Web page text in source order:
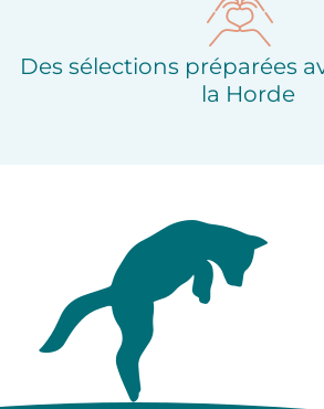
Des sélections préparées
la Horde